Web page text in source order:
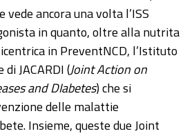
vede ancora una volta l’ISS
in quanto, oltre alla nutrita
in PreventNCD, l’Istituto
JACARDI (Joint Action on
and DIabetes) che si
delle malattie
Insieme, queste due Joint